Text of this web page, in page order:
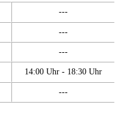
---
---
---
14:00 Uhr - 18:30 Uhr
---